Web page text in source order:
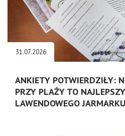
31.07.2026
ANKIETY POTWIERDZIŁY:
PRZY PLAŻY TO
LAWENDOWEGO JARMARKU